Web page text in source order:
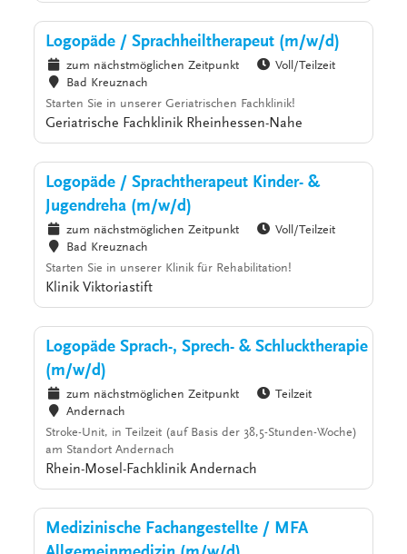
Logopäde / Sprachheiltherapeut (m/w/d)
zum nächstmöglichen Zeitpunkt
Voll/Teilzeit
Bad Kreuznach
Starten Sie in unserer Geriatrischen Fachklinik!
Geriatrische Fachklinik Rheinhessen-Nahe
Logopäde / Sprachtherapeut Kinder- &
Jugendreha (m/w/d)
zum nächstmöglichen Zeitpunkt
Voll/Teilzeit
Bad Kreuznach
Starten Sie in unserer Klinik für Rehabilitation!
Klinik Viktoriastift
Logopäde Sprach-, Sprech- & Schlucktherapie
(m/w/d)
zum nächstmöglichen Zeitpunkt
Teilzeit
Andernach
Stroke-Unit, in Teilzeit (auf Basis der 38,5-Stunden-Woche)
am Standort Andernach
Rhein-Mosel-Fachklinik Andernach
Medizinische Fachangestellte / MFA